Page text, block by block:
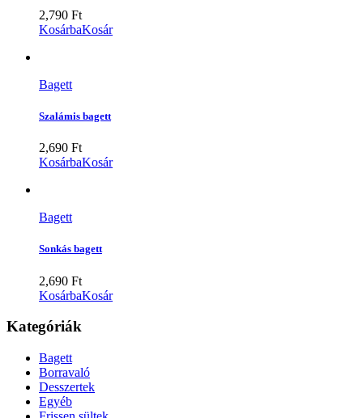
2,790 Ft
KosárbaKosár
Bagett
Szalámis bagett
2,690 Ft
KosárbaKosár
Bagett
Sonkás bagett
2,690 Ft
KosárbaKosár
Kategóriák
Bagett
Borravaló
Desszertek
Egyéb